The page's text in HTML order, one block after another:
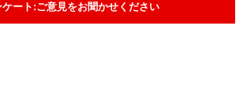
ケート:ご意見をお聞かせください